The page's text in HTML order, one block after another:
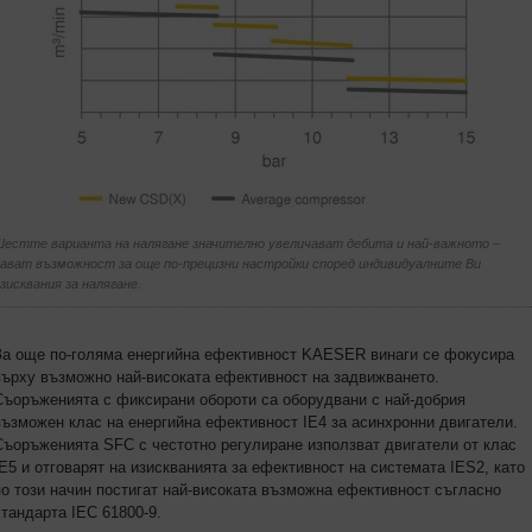
варианта на налягане значително увеличават дебита и най-важното –
възможност за още по-прецизни настройки според индивидуалните Ви
за налягане.
още по-голяма енергийна ефективност KAESER винаги се фокусира
възможно най-високата ефективност на задвижването.
с фиксирани обороти са оборудвани с най-добрия
клас на енергийна ефективност IE4 за асинхронни двигатели.
SFC с честотно регулиране използват двигатели от клас
IE5 и отговарят на изискванията за ефективност на системата IES2, като
този начин постигат най-високата възможна ефективност съгласно
IEC 61800-9.